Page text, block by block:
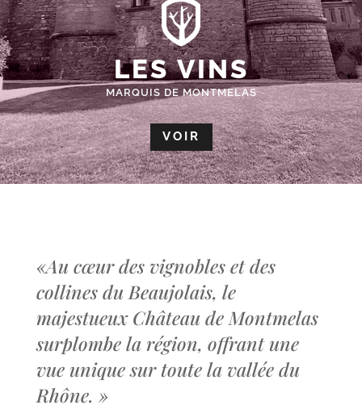
LES VINS
MARQUIS DE MONTMELAS
VOIR
«Au cœur des vignobles et des
collines du Beaujolais, le
majestueux Château de Montmelas
surplombe la région, offrant une
vue unique sur toute la vallée du
Rhône. »